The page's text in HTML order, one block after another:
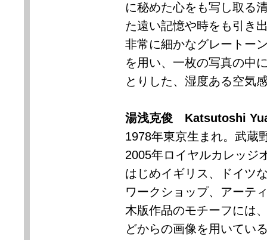
に秘めた心をも写し取る
た遠い記憶や時をも引き
非常に細かなグレートー
を用い、一枚の写真の中
とりした、湿度ある空気
湯浅克俊 Katsutoshi
1978年東京生まれ。武蔵
2005年ロイヤルカレッジ
はじめイギリス、ドイツ
ワークショップ、アーテ
木版作品のモチーフには
どからの画像を用いてい